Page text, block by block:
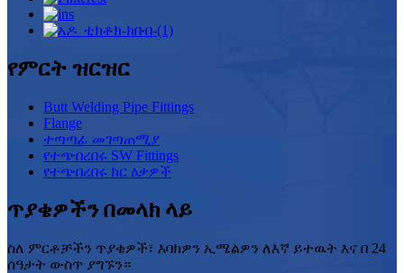
የምርት ዝርዝር
Butt Welding Pipe Fittings
Flange
ተጣጣፊ መገጣጠሚያ
የተጭበረበሩ SW Fittings
የተጭበረበሩ ክር ዕቃዎች
ጥያቄዎችን በመላክ ላይ
ስለ ምርቶቻችን ጥያቄዎች፣ እባክዎን ኢሜልዎን ለእኛ ይተዉት እና በ 24
ሰዓታት ውስጥ ያግኙን።